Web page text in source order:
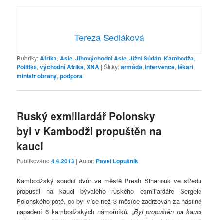
Tereza Sedláková
Rubriky:Afrika,Asie,Jihovýchodní Asie,Jižní Súdán,Kambodža,
Politika,východní Afrika,XNA |Štítky:armáda,intervence,lékaři,
ministr obrany,podpora
Ruský exmiliardář Polonsky
byl v Kambodži propuštěn na
kauci
Publikováno4.4.2013 | Autor: Pavel Lopušník
Kambodžský soudní dvůr ve městě Preah Sihanouk ve středu
propustil na kauci bývalého ruského exmiliardáře Sergeie
Polonského poté, co byl více než 3 měsíce zadržován za násilné
napadení 6 kambodžských námořníků. „Byl propuštěn na kauci